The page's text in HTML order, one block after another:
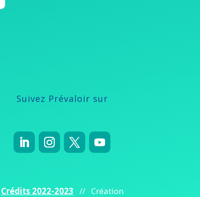
Suivez Prévaloir sur
Crédits 2022-2023 // Création